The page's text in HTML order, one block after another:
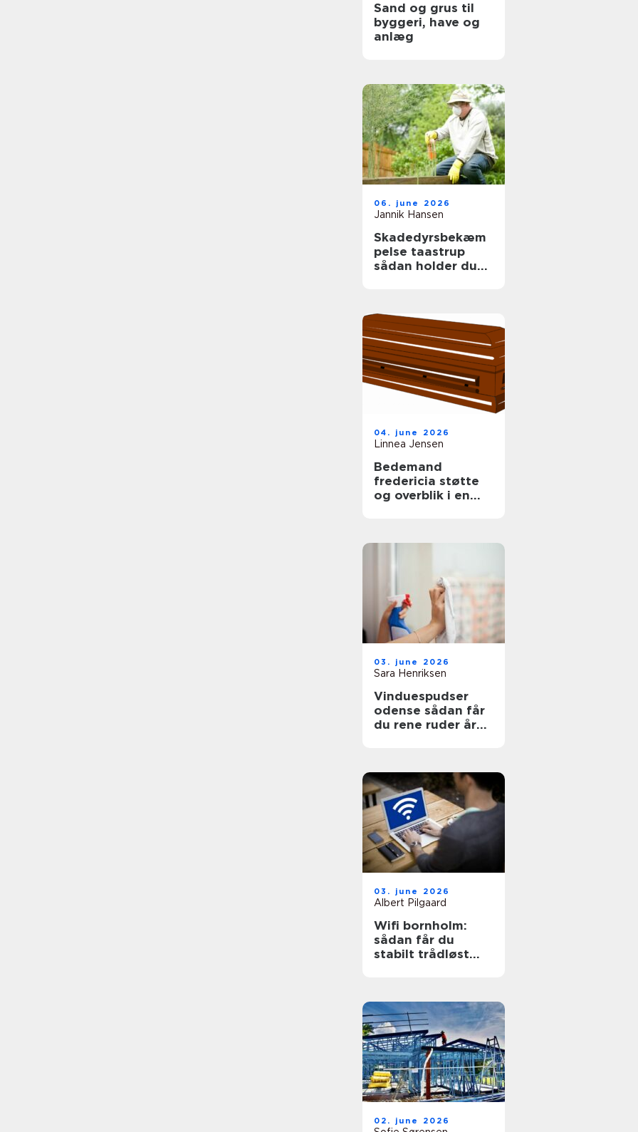
Sand og grus til
byggeri, have og
anlæg
06. june 2026
Jannik Hansen
Skadedyrsbekæm
pelse taastrup
sådan holder du
04. june 2026
Linnea Jensen
Bedemand
fredericia støtte
og overblik i en
03. june 2026
Sara Henriksen
Vinduespudser
odense sådan får
du rene ruder året
03. june 2026
Albert Pilgaard
Wifi bornholm:
sådan får du
stabilt trådløst
02. june 2026